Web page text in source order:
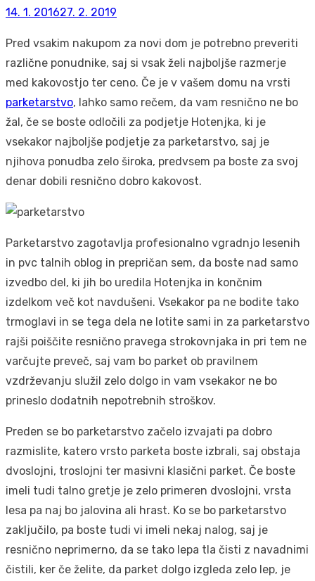
Posted
14. 1. 201627. 2. 2019
Pred vsakim nakupom za novi dom je potrebno preveriti
različne ponudnike, saj si vsak želi najboljše razmerje
med kakovostjo ter ceno. Če je v vašem domu na vrsti
parketarstvo, lahko samo rečem, da vam resnično ne bo
žal, če se boste odločili za podjetje Hotenjka, ki je
vsekakor najboljše podjetje za parketarstvo, saj je
njihova ponudba zelo široka, predvsem pa boste za svoj
denar dobili resnično dobro kakovost.
Parketarstvo zagotavlja profesionalno vgradnjo lesenih
in pvc talnih oblog in prepričan sem, da boste nad samo
izvedbo del, ki jih bo uredila Hotenjka in končnim
izdelkom več kot navdušeni. Vsekakor pa ne bodite tako
trmoglavi in se tega dela ne lotite sami in za parketarstvo
rajši poiščite resnično pravega strokovnjaka in pri tem ne
varčujte preveč, saj vam bo parket ob pravilnem
vzdrževanju služil zelo dolgo in vam vsekakor ne bo
prineslo dodatnih nepotrebnih stroškov.
Preden se bo parketarstvo začelo izvajati pa dobro
razmislite, katero vrsto parketa boste izbrali, saj obstaja
dvoslojni, troslojni ter masivni klasični parket. Če boste
imeli tudi talno gretje je zelo primeren dvoslojni, vrsta
lesa pa naj bo jalovina ali hrast. Ko se bo parketarstvo
zaključilo, pa boste tudi vi imeli nekaj nalog, saj je
resnično neprimerno, da se tako lepa tla čisti z navadnimi
čistili, ker če želite, da parket dolgo izgleda zelo lep, je